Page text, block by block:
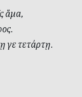
ἅμα,
γε τετάρτῃ.